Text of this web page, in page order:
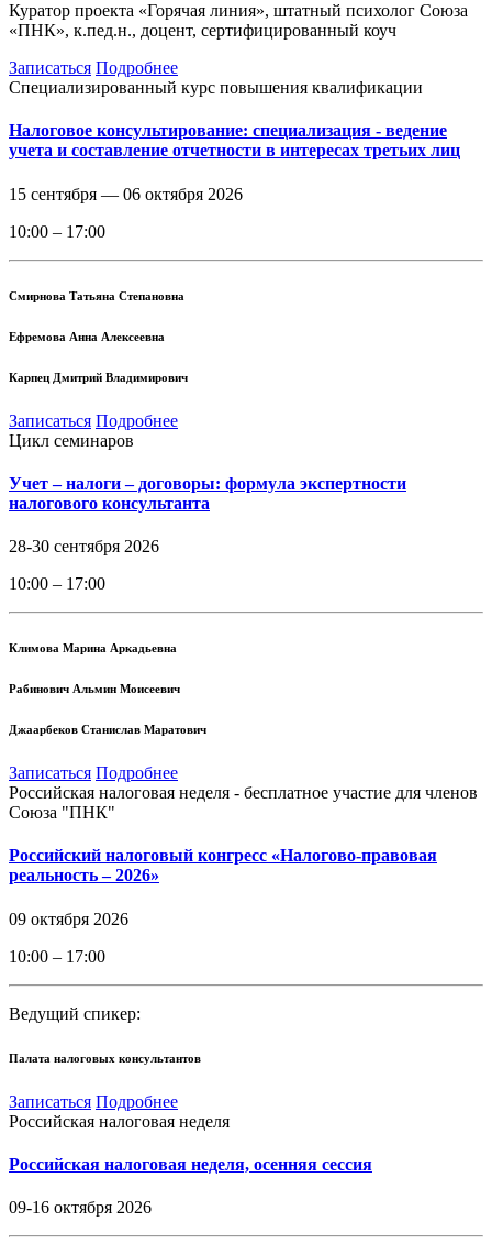
Куратор проекта «Горячая линия», штатный психолог Союза
«ПНК», к.пед.н., доцент, сертифицированный коуч
Записаться Подробнее
Специализированный курс повышения квалификации
Налоговое консультирование: специализация - ведение
учета и составление отчетности в интересах третьих лиц
15 сентября — 06 октября 2026
10:00 – 17:00
Смирнова Татьяна Степановна
Ефремова Анна Алексеевна
Карпец Дмитрий Владимирович
Записаться Подробнее
Цикл семинаров
Учет – налоги – договоры: формула экспертности
налогового консультанта
28-30 сентября 2026
10:00 – 17:00
Климова Марина Аркадьевна
Рабинович Альмин Моисеевич
Джаарбеков Станислав Маратович
Записаться Подробнее
Российская налоговая неделя - бесплатное участие для членов
Союза "ПНК"
Российский налоговый конгресс «Налогово-правовая
реальность – 2026»
09 октября 2026
10:00 – 17:00
Ведущий спикер:
Палата налоговых консультантов
Записаться Подробнее
Российская налоговая неделя
Российская налоговая неделя, осенняя сессия
09-16 октября 2026